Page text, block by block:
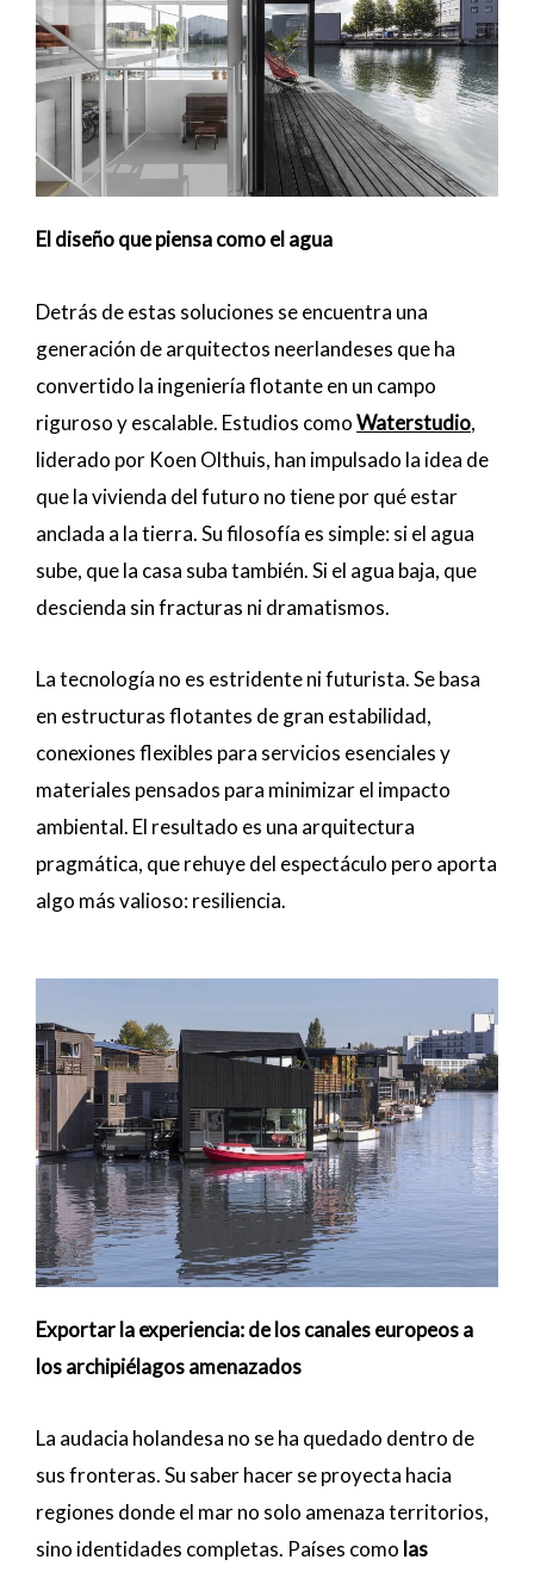
El diseño que piensa como el agua
Detrás de estas soluciones se encuentra una
generación de arquitectos neerlandeses que ha
convertido la ingeniería flotante en un campo
riguroso y escalable. Estudios comoWaterstudio,
liderado por Koen Olthuis, han impulsado la idea de
que la vivienda del futuro no tiene por qué estar
anclada a la tierra. Su filosofía es simple: si el agua
sube, que la casa suba también. Si el agua baja, que
descienda sin fracturas ni dramatismos.
La tecnología no es estridente ni futurista. Se basa
en estructuras flotantes de gran estabilidad,
conexiones flexibles para servicios esenciales y
materiales pensados para minimizar el impacto
ambiental. El resultado es una arquitectura
pragmática, que rehuye del espectáculo pero aporta
algo más valioso: resiliencia.
Exportar la experiencia: de los canales europeos a
los archipiélagos amenazados
La audacia holandesa no se ha quedado dentro de
sus fronteras. Su saber hacer se proyecta hacia
regiones donde el mar no solo amenaza territorios,
sino identidades completas. Países como las